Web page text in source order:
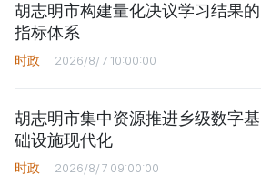
胡志明市构建量化决议学习结果的
指标体系
时政 2026/8/7 10:00:00
胡志明市集中资源推进乡级数字基
础设施现代化
时政 2026/8/7 09:00:00